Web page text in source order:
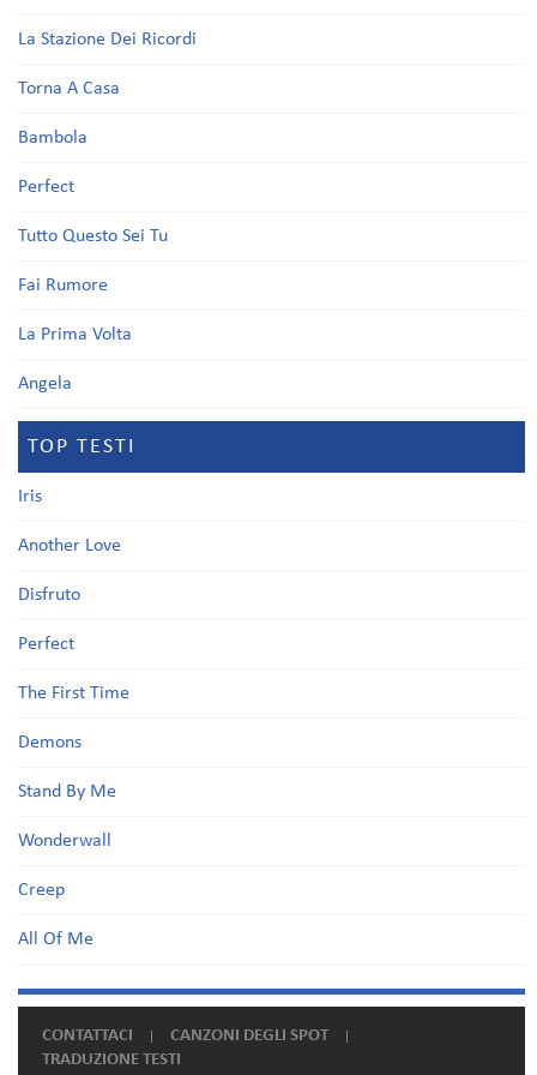
La Stazione Dei Ricordi
Torna A Casa
Bambola
Perfect
Tutto Questo Sei Tu
Fai Rumore
La Prima Volta
Angela
TOP TESTI
Iris
Another Love
Disfruto
Perfect
The First Time
Demons
Stand By Me
Wonderwall
Creep
All Of Me
CONTATTACI
CANZONI DEGLI SPOT
TRADUZIONE TESTI